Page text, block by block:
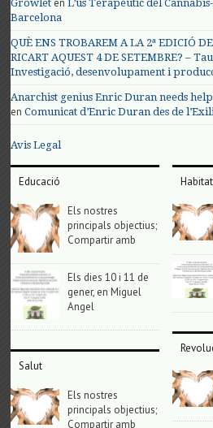
Growlet enL’us Terapèutic del
Barcelona
QUÈ ENS TROBAREM A LA 2ª EDICIÓ
RICART AQUEST 4 DE SETEMBRE? –
Investigació, desenvolupament i
Anarchist genius Enric Duran needs
enComunicat d’Enric Duran des de
Avis Legal
Educació
Els nostres
principals objectius;
Compartir amb
Els dies 10 i 11 de
gener, en Miguel
Angel
Salut
Els nostres
principals objectius;
Compartir amb